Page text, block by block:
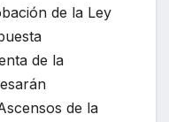
de la Ley
de la
de la